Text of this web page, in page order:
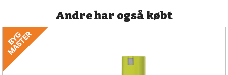
Andre har også købt